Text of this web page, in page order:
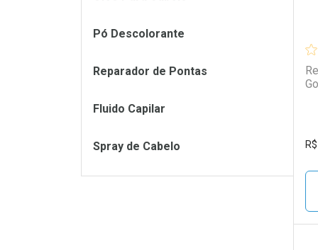
R$
Pó Descolorante
Reparador de Pontas
Fluido Capilar
Spray de Cabelo